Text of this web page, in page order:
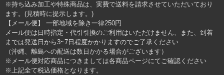
※持ち込み加工や特殊商品は、実費で送料を請求させていただいており
ます。(見積時に提示します。)
【メール便】 一部地域を除き一律250円
メール便は日時指定・代引引換のご利用はいただけません、また、到着
までは発送日から3~7日程度かかりますのでご了承ください
（沖縄、離島への配送は数日かかる場合がございます）
※メール便対応商品につきましては各商品ページにてご確認ください
※上記全て税込価格となります。